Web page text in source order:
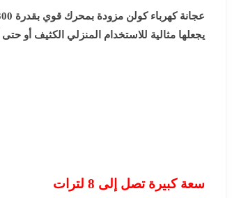
يجعلها مثالية للاستخدام المنزلي الكثيف أو
سعة كبيرة تصل إلى 8 لترات